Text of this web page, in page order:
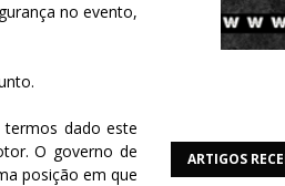
no evento,
termos dado este
O governo de
posição em que
ARTIGOS